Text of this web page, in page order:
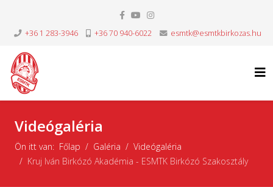
+36 1 283-3946 +36 70 940-6022 esmtk@esmtkbirkozas.hu
Videógaléria
Ön itt van: Főlap Galéria
Videógaléria
Kruj Iván Birkózó Akadémia - ESMTK Birkózó Szakosztály